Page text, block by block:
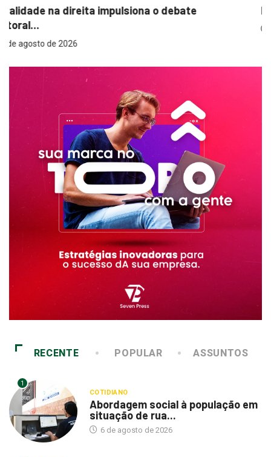
Proteção em todas as estações: o papel...
RECENTE POPULAR ASSUNTOS
1
COTIDIANO
Abordagem social à população em
situação de rua...
6 de agosto de 2026